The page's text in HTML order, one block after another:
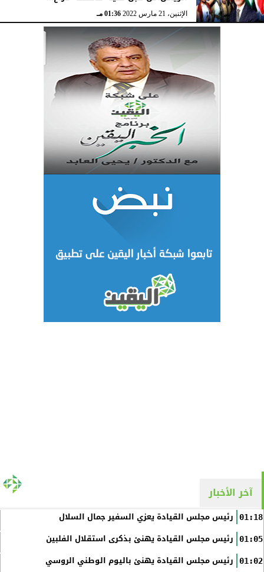
الإثنين، 21 مارس 2022 01:36 مـ
آخر الأخبار
01:18 رئيس مجلس القيادة يعزي السفير جمال السلال
01:05 رئيس مجلس القيادة يهنئ بذكرى استقلال الفلبين
01:02 رئيس مجلس القيادة يهنئ باليوم الوطني الروسي